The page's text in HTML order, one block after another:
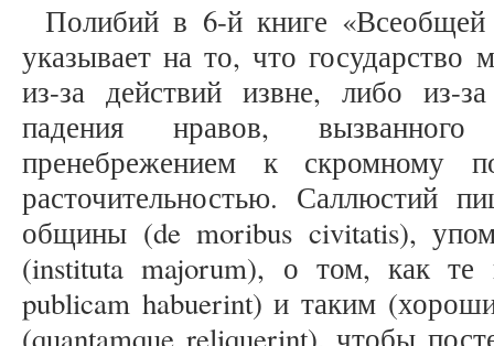
Полибий в 6-й книге
указывает на то, что
из-за действий извне, либо из-
падения нравов,
пренебрежением к скромному
расточительностью. Саллюстий
общины (de moribus civitatis),
(instituta majorum), о том, как те
publicam habuerint) и таким